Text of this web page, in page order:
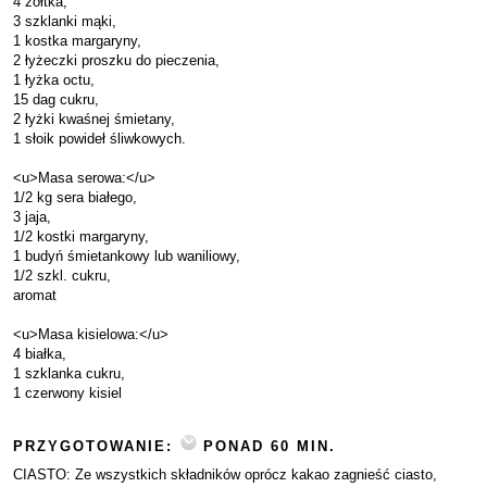
3 szklanki mąki,
1 kostka margaryny,
2 łyżeczki proszku do pieczenia,
1 łyżka octu,
15 dag cukru,
2 łyżki kwaśnej śmietany,
1 słoik powideł śliwkowych.
<u>Masa serowa:</u>
1/2 kg sera białego,
3 jaja,
1/2 kostki margaryny,
1 budyń śmietankowy lub waniliowy,
1/2 szkl. cukru,
aromat
<u>Masa kisielowa:</u>
4 białka,
1 szklanka cukru,
1 czerwony kisiel
PRZYGOTOWANIE:
PONAD 60 MIN.
CIASTO: Ze wszystkich składników oprócz kakao zagnieść ciasto,